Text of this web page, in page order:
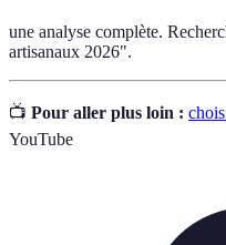
une analyse complète.
artisanaux 2026".
📺 Pour aller plus loin :
YouTube